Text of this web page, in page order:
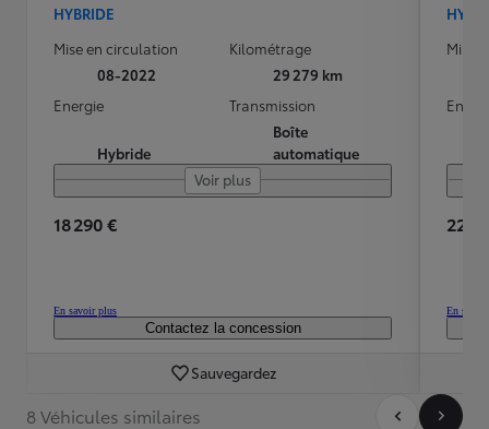
HYBRIDE
Mise en circulation
08-2022
Kilométrage
29 279 km
Energie
Hybride
Transmission
Boîte
automatique
Voir plus
18 290 €
En savoir plus
Contactez la concession
Sauvegardez
Mise
22
En
8 Véhicules similaires